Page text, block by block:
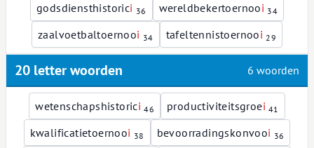
godsdiensthistorici 36 wereldbekertoernooi 34
zaalvoetbaltoernooi 34 tafeltennistoernooi 29
20 letter woorden 6 woorden
wetenschapshistorici 46 productiviteitsgroei 41
kwalificatietoernooi 38 bevoorradingskonvooi 36